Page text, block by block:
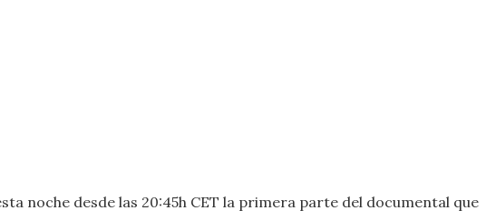
noche desde las 20:45h CET la primera parte del documental que